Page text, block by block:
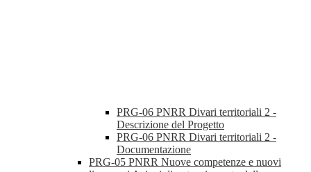
PRG-06 PNRR Divari territoriali 2 -
Descrizione del Progetto
PRG-06 PNRR Divari territoriali 2 -
Documentazione
PRG-05 PNRR Nuove competenze e nuovi